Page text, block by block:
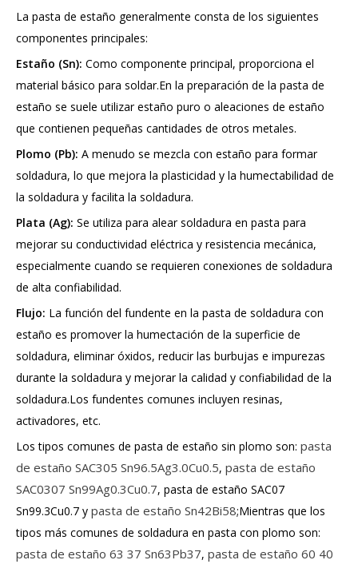
La pasta de estaño generalmente consta de los siguientes
componentes principales:
Estaño (Sn): Como componente principal, proporciona el
material básico para soldar.En la preparación de la pasta de
estaño se suele utilizar estaño puro o aleaciones de estaño
que contienen pequeñas cantidades de otros metales.
Plomo (Pb): A menudo se mezcla con estaño para formar
soldadura, lo que mejora la plasticidad y la humectabilidad de
la soldadura y facilita la soldadura.
Plata (Ag): Se utiliza para alear soldadura en pasta para
mejorar su conductividad eléctrica y resistencia mecánica,
especialmente cuando se requieren conexiones de soldadura
de alta confiabilidad.
Flujo: La función del fundente en la pasta de soldadura con
estaño es promover la humectación de la superficie de
soldadura, eliminar óxidos, reducir las burbujas e impurezas
durante la soldadura y mejorar la calidad y confiabilidad de la
soldadura.Los fundentes comunes incluyen resinas,
activadores, etc.
Los tipos comunes de pasta de estaño sin plomo son: pasta
de estaño SAC305 Sn96.5Ag3.0Cu0.5, pasta de estaño
SAC0307 Sn99Ag0.3Cu0.7, pasta de estaño SAC07
Sn99.3Cu0.7 y pasta de estaño Sn42Bi58;Mientras que los
tipos más comunes de soldadura en pasta con plomo son:
pasta de estaño 63 37 Sn63Pb37, pasta de estaño 60 40